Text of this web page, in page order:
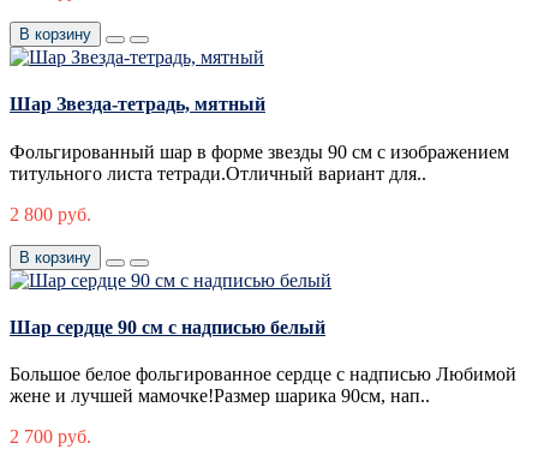
В корзину
Шар Звезда-тетрадь, мятный
Фольгированный шар в форме звезды 90 см с изображением
титульного листа тетради.Отличный вариант для..
2 800 руб.
В корзину
Шар сердце 90 см с надписью белый
Большое белое фольгированное сердце с надписью Любимой
жене и лучшей мамочке!Размер шарика 90см, нап..
2 700 руб.